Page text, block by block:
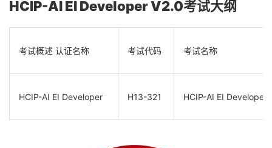
HCIP-AI EI Developer V2.0考试大纲
考试概述 认证名称 考试代码 考试名称
HCIP-AI EI Developer H13-321 HCIP-AI EI Developer